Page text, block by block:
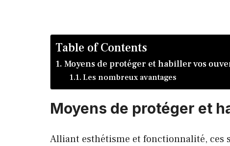
Table of Contents
Moyens de protéger et habiller vos
Les nombreux avantages
Moyens de protéger et
Alliant esthétisme et fonctionnalité, ces